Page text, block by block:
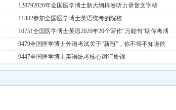
128792020年全国医学博士新大纲样卷听力录音文字稿
11382参加全国医学博士英语统考的院校
10751全国医学博士英语2020年20个写作“万能句”助你考博
9479全国医学博士外语考试关于“新冠”，你不得不知道的
9447全国医学博士英语统考核心词汇集锦